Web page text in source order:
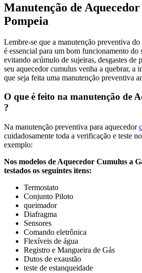
Manutenção de
Pompeia
Lembre-se que a manutenção preventiva
é essencial para um bom funcionamento do
evitando acúmulo de sujeiras, desgastes de
seu aquecedor cumulus venha a quebrar, a
que seja feita uma manutenção preventiva
O que é feito na manutenção de
?
Na manutenção preventiva para aquecedor
cuidadosamente toda a verificação e teste
exemplo:
Nos modelos de Aquecedor Cumulus a
testados os seguintes itens:
Termostato
Conjunto Piloto
queimador
Diafragma
Sensores
Comando eletrônica
Flexíveis de água
Registro e Mangueira de Gás
Dutos de exaustão
teste de estanqueidade